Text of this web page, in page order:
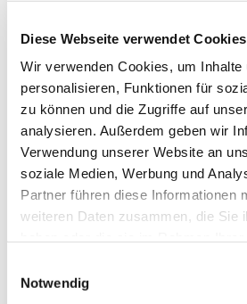
Diese Webseite verwendet Cookies
Wir verwenden Cookies, um Inhalte
personalisieren, Funktionen für
zu können und die Zugriffe auf
analysieren. Außerdem geben wir
Verwendung unserer Website an
soziale Medien, Werbung und
Partner führen diese Informationen
weiteren Daten zusammen, die Sie
Notwendig
- Eine Veranstaltung des